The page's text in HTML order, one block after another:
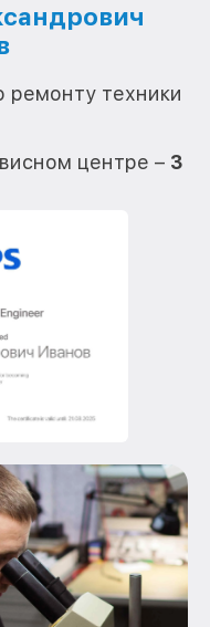
техники
центре – 3